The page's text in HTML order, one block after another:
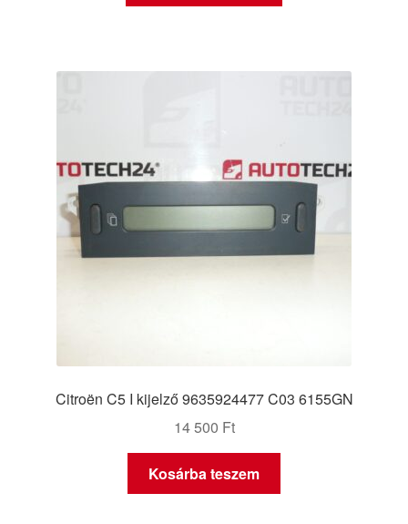
Citroën C5 I kijelző 9635924477 C03 6155GN
14 500 Ft
Kosárba teszem